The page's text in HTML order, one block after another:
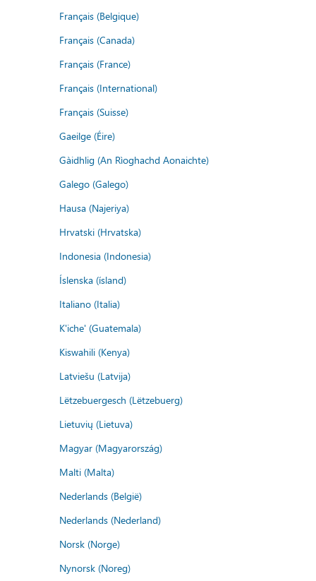
Français (Belgique)
Français (Canada)
Français (France)
Français (International)
Français (Suisse)
Gaeilge (Éire)
Gàidhlig (An Rìoghachd Aonaichte)
Galego (Galego)
Hausa (Najeriya)
Hrvatski (Hrvatska)
Indonesia (Indonesia)
Íslenska (ísland)
Italiano (Italia)
K'iche' (Guatemala)
Kiswahili (Kenya)
Latviešu (Latvija)
Lëtzebuergesch (Lëtzebuerg)
Lietuvių (Lietuva)
Magyar (Magyarország)
Malti (Malta)
Nederlands (België)
Nederlands (Nederland)
Norsk (Norge)
Nynorsk (Noreg)